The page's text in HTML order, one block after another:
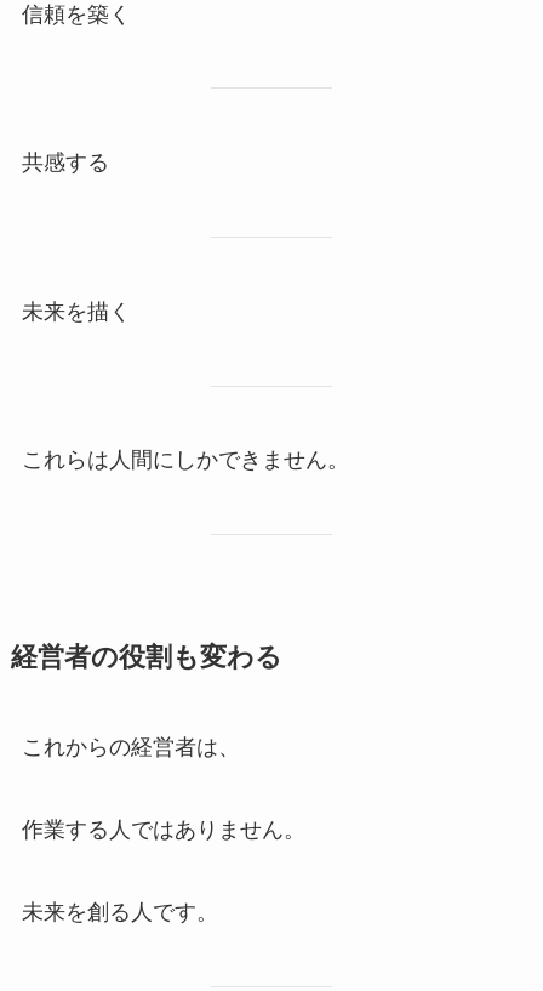
信頼を築く
共感する
未来を描く
これらは人間にしかできません。
経営者の役割も変わる
これからの経営者は、
作業する人ではありません。
未来を創る人です。